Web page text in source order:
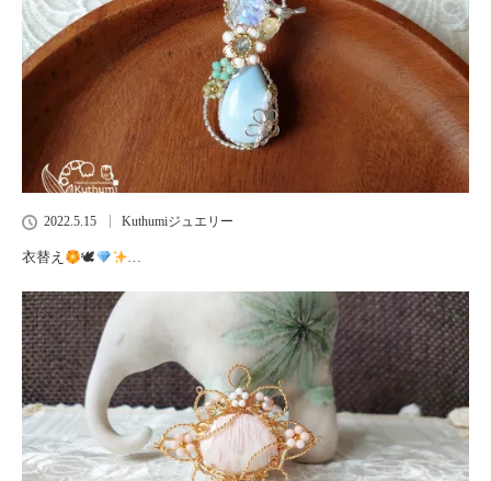
2022.5.15 Kuthumiジュエリー
衣替え 🕊 …